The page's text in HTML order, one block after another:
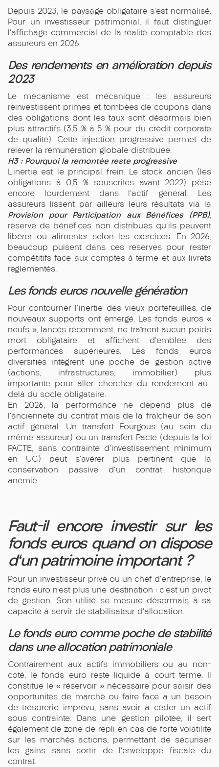
Depuis 2023, le paysage obligataire s'est normalisé.
Pour un investisseur patrimonial, il faut distinguer
l'affichage commercial de la réalité comptable des
assureurs en 2026.
Des rendements en amélioration depuis
2023
Le mécanisme est mécanique : les assureurs
réinvestissent primes et tombées de coupons dans
des obligations dont les taux sont désormais bien
plus attractifs (3,5 % à 5 % pour du crédit corporate
de qualité). Cette injection progressive permet de
relever la rémunération globale distribuée.
H3 : Pourquoi la remontée reste progressive
L'inertie est le principal frein. Le stock ancien (les
obligations à 0,5 % souscrites avant 2022) pèse
encore lourdement dans l'actif général. Les
assureurs lissent par ailleurs leurs résultats via la
Provision pour Participation aux Bénéfices (PPB),
réserve de bénéfices non distribués qu'ils peuvent
libérer ou alimenter selon les exercices. En 2026,
beaucoup puisent dans ces réserves pour rester
compétitifs face aux comptes à terme et aux livrets
réglementés.
Les fonds euros nouvelle génération
Pour contourner l'inertie des vieux portefeuilles, de
nouveaux supports ont émergé. Les fonds euros «
neufs », lancés récemment, ne traînent aucun poids
mort obligataire et affichent d'emblée des
performances supérieures. Les fonds euros
diversifiés intègrent une poche de gestion active
(actions, infrastructures, immobilier) plus
importante pour aller chercher du rendement au-
delà du socle obligataire.
En 2026, la performance ne dépend plus de
l'ancienneté du contrat mais de la fraîcheur de son
actif général. Un transfert Fourgous (au sein du
même assureur) ou un transfert Pacte (depuis la loi
PACTE, sans contrainte d'investissement minimum
en UC) peut s'avérer plus pertinent que la
conservation passive d'un contrat historique
anémié.
Faut-il encore investir sur les
fonds euros quand on dispose
d'un patrimoine important ?
Pour un investisseur privé ou un chef d'entreprise, le
fonds euro n'est plus une destination : c'est un pivot
de gestion. Son utilité se mesure désormais à sa
capacité à servir de stabilisateur d'allocation.
Le fonds euro comme poche de stabilité
dans une allocation patrimoniale
Contrairement aux actifs immobiliers ou au non-
coté, le fonds euro reste liquide à court terme. Il
constitue le « réservoir » nécessaire pour saisir des
opportunités de marché ou faire face à un besoin
de trésorerie imprévu, sans avoir à céder un actif
sous contrainte. Dans une gestion pilotée, il sert
également de zone de repli en cas de forte volatilité
sur les marchés actions, permettant de sécuriser
les gains sans sortir de l'enveloppe fiscale du
contrat.